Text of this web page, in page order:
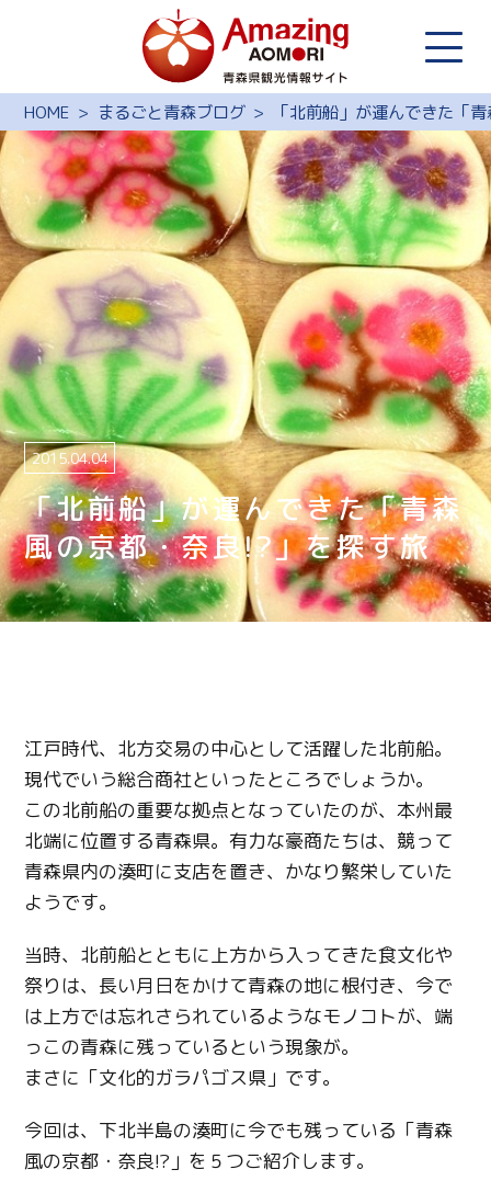
HOME まるごと青森ブログ 「北前船」が運んできた「
「北前船」が運んできた「青森
風の京都・奈良!?」を探す旅
2015.04.04
江戸時代、北方交易の中心として活躍した北前船。
現代でいう総合商社といったところでしょうか。
この北前船の重要な拠点となっていたのが、本州最
北端に位置する青森県。有力な豪商たちは、競って
青森県内の湊町に支店を置き、かなり繁栄していた
ようです。
当時、北前船とともに上方から入ってきた食文化や
祭りは、長い月日をかけて青森の地に根付き、今で
は上方では忘れさられているようなモノコトが、端
っこの青森に残っているという現象が。
まさに「文化的ガラパゴス県」です。
今回は、下北半島の湊町に今でも残っている「青森
風の京都・奈良!?」を５つご紹介します。